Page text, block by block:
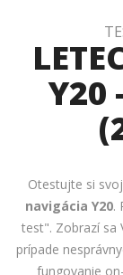
Y20
Otestujte si
navigácia Y20.
test". Zobrazí sa
prípade
fungovanie